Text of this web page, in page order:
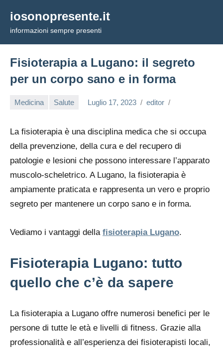
contenuto
iosonopresente.it
informazioni sempre presenti
Fisioterapia a Lugano: il segreto
per un corpo sano e in forma
Medicina Salute Luglio 17, 2023 editor
La fisioterapia è una disciplina medica che si occupa
della prevenzione, della cura e del recupero di
patologie e lesioni che possono interessare l’apparato
muscolo-scheletrico. A Lugano, la fisioterapia è
ampiamente praticata e rappresenta un vero e proprio
segreto per mantenere un corpo sano e in forma.
Vediamo i vantaggi della fisioterapia Lugano.
Fisioterapia Lugano: tutto
quello che c’è da sapere
La fisioterapia a Lugano offre numerosi benefici per le
persone di tutte le età e livelli di fitness. Grazie alla
professionalità e all’esperienza dei fisioterapisti locali,